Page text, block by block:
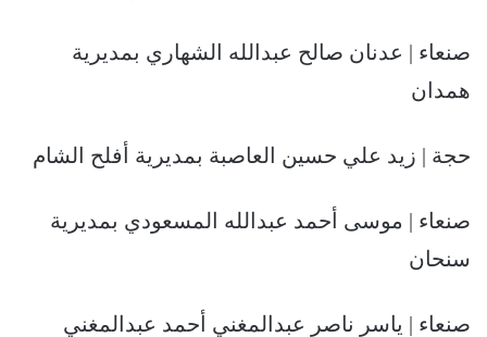
صنعاء | عدنان صالح عبدالله الشهاري بمديرية
همدان
حجة | زيد علي حسين العاصبة بمديرية أفلح الشام
صنعاء | موسى أحمد عبدالله المسعودي بمديرية
سنحان
صنعاء | ياسر ناصر عبدالمغني أحمد عبدالمغني